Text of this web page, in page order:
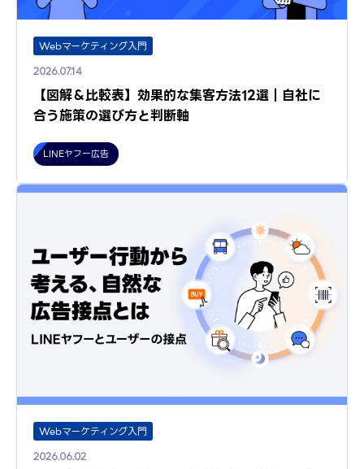
Webマーケティング入門
2026.07.14
【図解＆比較表】効果的な集客方法12選｜自社に
合う施策の選び方と判断軸
LINEヤフー広告
Webマーケティング入門
2026.06.02